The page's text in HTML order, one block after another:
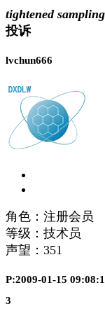
tightened
投诉
lvchun666
角色：注册会员
等级：技术员
声望： 351
P:2009-01-15
3